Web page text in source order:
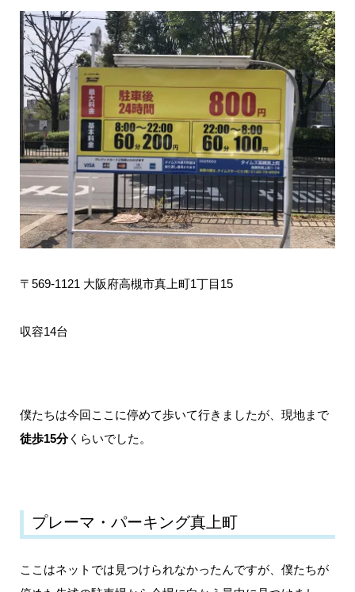
〒569-1121 大阪府高槻市真上町1丁目15
収容14台
僕たちは今回ここに停めて歩いて行きましたが、現地まで
徒歩15分くらいでした。
プレーマ・パーキング真上町
ここはネットでは見つけられなかったんですが、僕たちが